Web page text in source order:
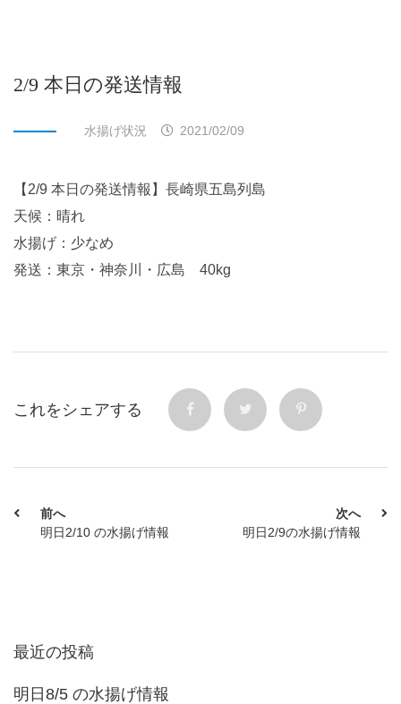
2/9 本日の発送情報
水揚げ状況 2021/02/09
【2/9 本日の発送情報】長崎県五島列島
天候：晴れ
水揚げ：少なめ
発送：東京・神奈川・広島 40kg
これをシェアする
前へ
明日2/10 の水揚げ情報
次へ
明日2/9の水揚げ情報
最近の投稿
明日8/5 の水揚げ情報